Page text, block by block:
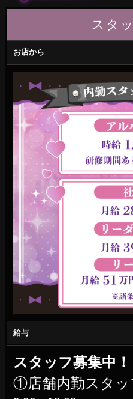
スタ
お店から
給与
スタッフ募集中！
①店舗内勤スタッ